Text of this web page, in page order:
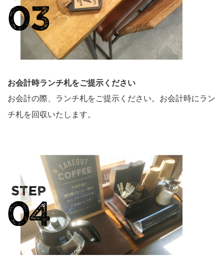
お会計時ランチ札をご提示ください
お会計の際、ランチ札をご提示ください。お会計時にラン
チ札を回収いたします。